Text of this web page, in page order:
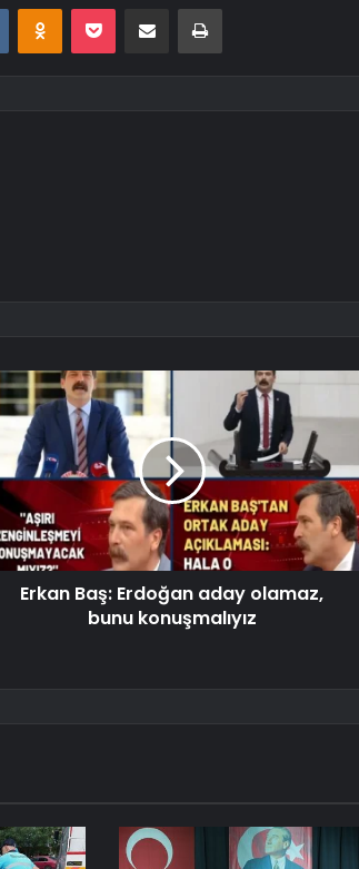
VKontakteOdnoklassniki
Pocket E-Posta ile paylaş Yazdır
Erkan Baş: Erdoğan aday olamaz,
bunu konuşmalıyız